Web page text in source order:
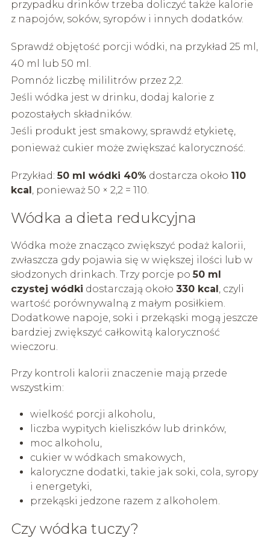
przypadku drinków trzeba doliczyć także kalorie
z napojów, soków, syropów i innych dodatków.
Sprawdź objętość porcji wódki, na przykład 25 ml,
40 ml lub 50 ml.
Pomnóż liczbę mililitrów przez 2,2.
Jeśli wódka jest w drinku, dodaj kalorie z
pozostałych składników.
Jeśli produkt jest smakowy, sprawdź etykietę,
ponieważ cukier może zwiększać kaloryczność.
Przykład:50 ml wódki 40% dostarcza około 110
kcal, ponieważ 50 × 2,2 = 110.
Wódka a dieta redukcyjna
Wódka może znacząco zwiększyć podaż kalorii,
zwłaszcza gdy pojawia się w większej ilości lub w
słodzonych drinkach. Trzy porcje po50 ml
czystej wódki dostarczają około 330 kcal, czyli
wartość porównywalną z małym posiłkiem.
Dodatkowe napoje, soki i przekąski mogą jeszcze
bardziej zwiększyć całkowitą kaloryczność
wieczoru.
Przy kontroli kalorii znaczenie mają przede
wszystkim:
wielkość porcji alkoholu,
liczba wypitych kieliszków lub drinków,
moc alkoholu,
cukier w wódkach smakowych,
kaloryczne dodatki, takie jak soki, cola, syropy
i energetyki,
przekąski jedzone razem z alkoholem.
Czy wódka tuczy?